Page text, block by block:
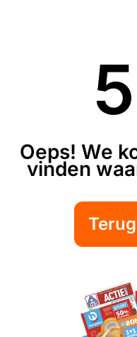
Oeps! We
vinden